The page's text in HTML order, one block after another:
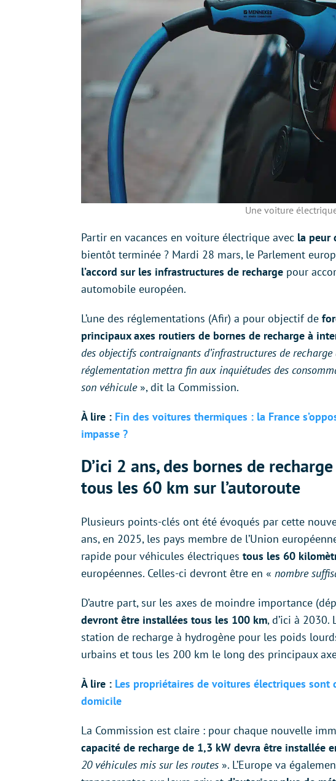
Une voiture
Partir en vacances en voiture électrique avec la peur
bientôt terminée ? Mardi 28 mars, le Parlement
l’accord sur les infrastructures de recharge pour
automobile européen.
L’une des réglementations (Afir) a pour objectif de
principaux axes routiers de bornes de recharge à
des objectifs contraignants d’infrastructures de
réglementation mettra fin aux inquiétudes des
son véhicule », dit la Commission.
À lire : Fin des voitures thermiques : la France
impasse ?
D’ici 2 ans, des bornes de
tous les 60 km sur l’autoroute
Plusieurs points-clés ont été évoqués par cette
ans, en 2025, les pays membre de l’Union
rapide pour véhicules électriques tous les 60
européennes. Celles-ci devront être en « nombre
D’autre part, sur les axes de moindre importance
devront être installées tous les 100 km, d’ici à
station de recharge à hydrogène pour les poids
urbains et tous les 200 km le long des principaux
À lire : Les propriétaires de voitures électriques sont
domicile
La Commission est claire : pour chaque nouvelle
capacité de recharge de 1,3 kW devra être installée
20 véhicules mis sur les routes ». L’Europe va